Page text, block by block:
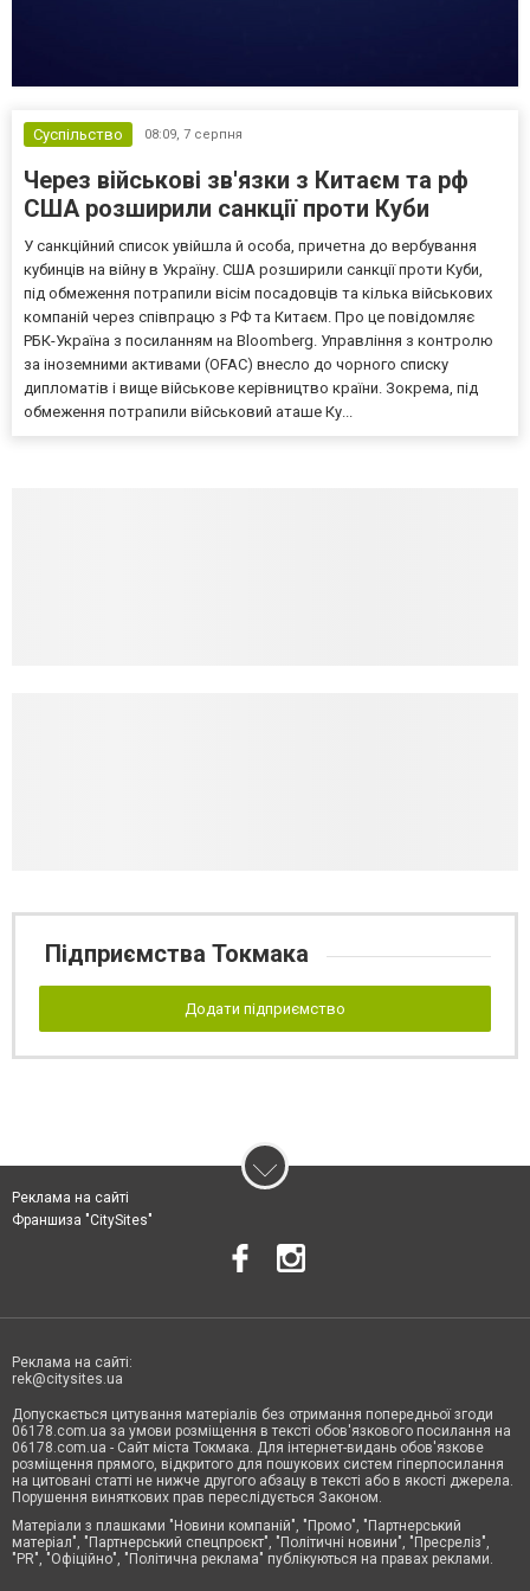
Суспільство 08:09, 7 серпня
Через військові зв'язки з Китаєм та рф
США розширили санкції проти Куби
У санкційний список увійшла й особа, причетна до вербування
кубинців на війну в Україну. США розширили санкції проти Куби,
під обмеження потрапили вісім посадовців та кілька військових
компаній через співпрацю з РФ та Китаєм. Про це повідомляє
РБК-Україна з посиланням на Bloomberg. Управління з контролю
за іноземними активами (OFAC) внесло до чорного списку
дипломатів і вище військове керівництво країни. Зокрема, під
обмеження потрапили військовий аташе Ку...
Підприємства Токмака
Додати підприємство
Реклама на сайті
Франшиза "CitySites"
Реклама на сайті:
rek@citysites.ua
Допускається цитування матеріалів без отримання попередньої згоди
06178.com.ua за умови розміщення в тексті обов'язкового посилання на
06178.com.ua - Сайт міста Токмака. Для інтернет-видань обов'язкове
розміщення прямого, відкритого для пошукових систем гіперпосилання
на цитовані статті не нижче другого абзацу в тексті або в якості джерела.
Порушення виняткових прав переслідується Законом.
Матеріали з плашками "Новини компаній", "Промо", "Партнерський
матеріал", "Партнерський спецпроєкт", "Політичні новини", "Пресреліз",
"PR", "Офіційно", "Політична реклама" публікуються на правах реклами.